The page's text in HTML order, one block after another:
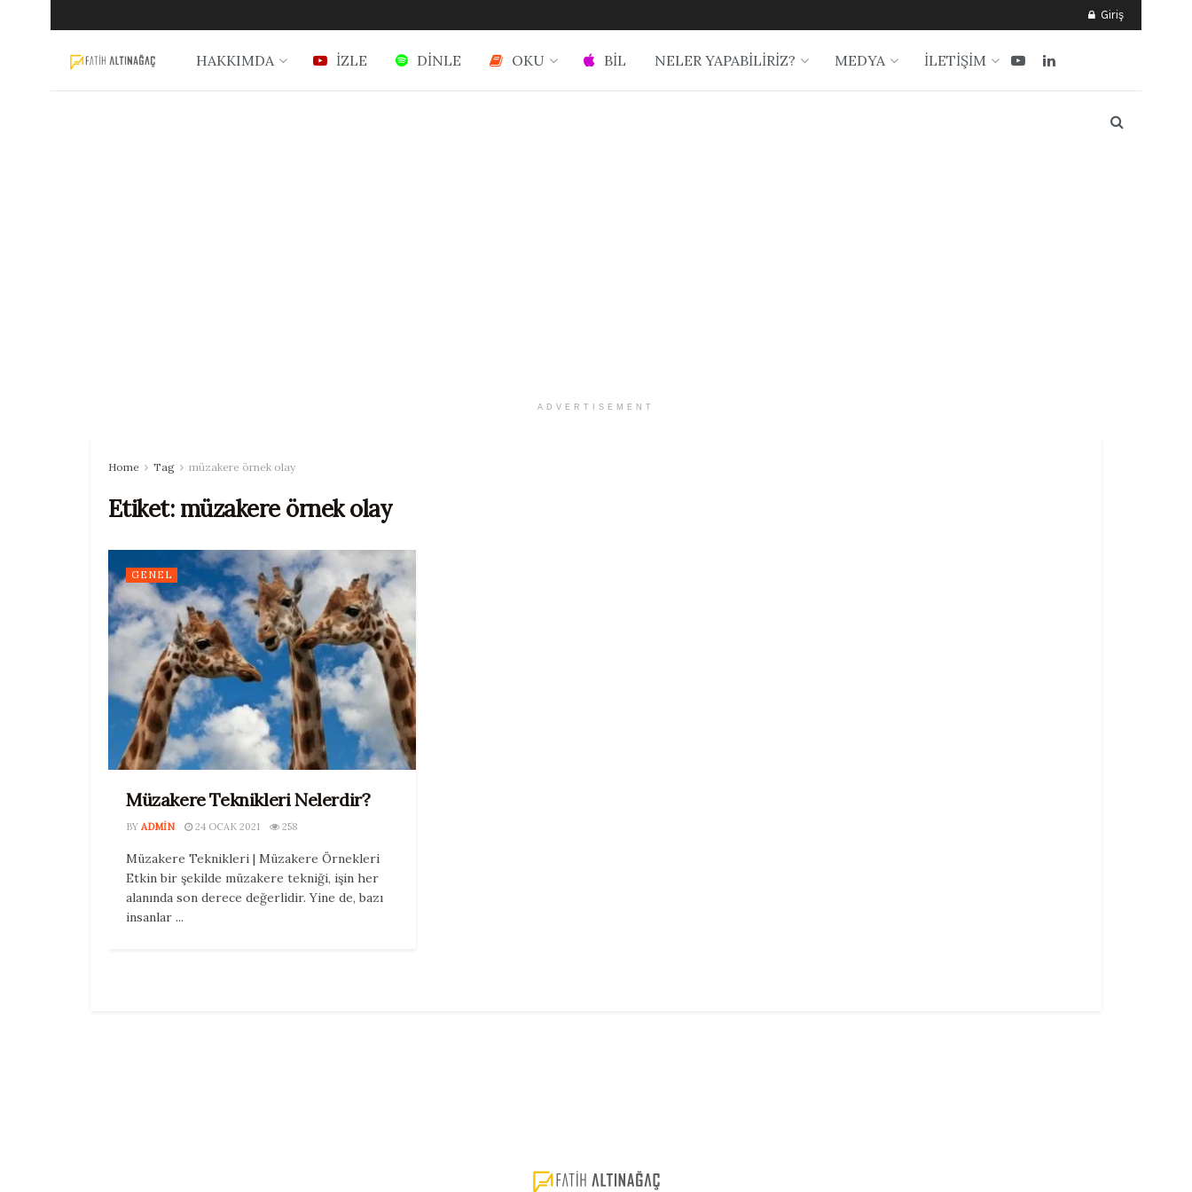
Giriş
HAKKIMDA İZLE DİNLE OKU BİL NELER YAPABİLİRİZ? MEDYA İLETİŞİM
ADVERTISEMENT
Home Tag müzakere örnek olay
Etiket: müzakere örnek olay
GENEL
Müzakere Teknikleri Nelerdir?
BY ADMIN 24 OCAK 2021 258
Müzakere Teknikleri | Müzakere Örnekleri
Etkin bir şekilde müzakere tekniği, işin her
alanında son derece değerlidir. Yine de, bazı
insanlar ...